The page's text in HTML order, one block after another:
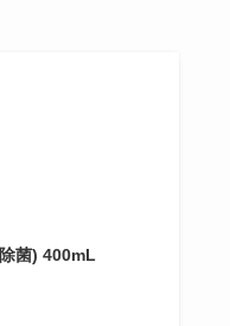
菌) 400mL